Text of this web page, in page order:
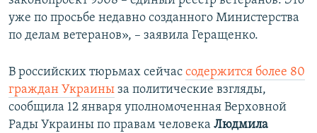
уже по просьбе недавно созданного Министерства
по делам ветеранов», – заявила Геращенко.
В российских тюрьмах сейчас содержится более 80
граждан Украины за политические взгляды,
сообщила 12 января уполномоченная Верховной
Рады Украины по правам человека Людмила